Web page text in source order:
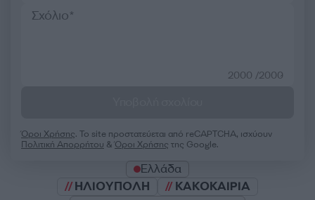
2000 /2000
Όροι Χρήσης. Το site προστατεύεται από reCAPTCHA, ισχύουν
Πολιτική Απορρήτου &Όροι Χρήσης της Google.
Ελλάδα
ΗΛΙΟΥΠΟΛΗ
ΚΑΚΟΚΑΙΡΙΑ